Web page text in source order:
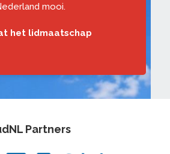
mooi.
het lidmaatschap
Partners